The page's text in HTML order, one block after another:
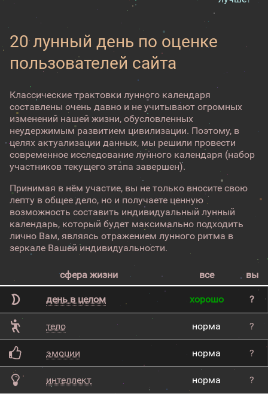
20 лунный день по оценке
пользователей сайта
Классические трактовки лунного календаря
составлены очень давно и не учитывают огромных
изменений нашей жизни, обусловленных
неудержимым развитием цивилизации. Поэтому, в
целях актуализации данных, мы решили провести
современное исследование лунного календаря (набор
участников текущего этапа завершен).
Принимая в нём участие, вы не только вносите свою
лепту в общее дело, но и получаете ценную
возможность составить индивидуальный лунный
календарь, который будет максимально подходить
лично Вам, являясь отражением лунного ритма в
зеркале Вашей индивидуальности.
сфера жизни все вы
день в целом хорошо ?
тело норма ?
эмоции норма ?
интеллект норма ?